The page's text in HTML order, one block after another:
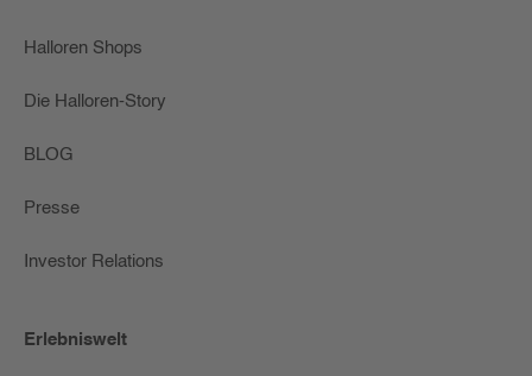
Halloren Shops
Die Halloren-Story
BLOG
Presse
Investor Relations
Erlebniswelt